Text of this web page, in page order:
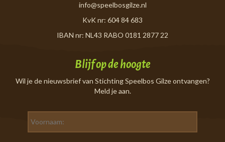
info@speelbosgilze.nl
KvK nr: 604 84 683
IBAN nr: NL43 RABO 0181 2877 22
Blijf op de hoogte
Wil je de nieuwsbrief van Stichting Speelbos Gilze ontvangen?
Meld je aan.